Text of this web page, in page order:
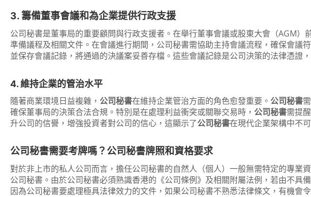
3. 籌備董事會議和為企業提供行政支援
公司秘書是董事局的重要顧問與行政支援者。在舉行董事會議或股東大會（AGM）
準備議程及相關文件。在會議進行期間，公司秘書需協助主持會議流程，確保會議
並保存會議記錄，將通過的決議案妥善存檔。這些會議記錄是公司決策的法律憑證
4. 維持企業的管治水平
隨著商業環境日益複雜， 公司秘書在維持企業管治方面的角色愈發重要。 公司秘書
確保董事局的決策合法合規。特別是在處理利益衝突或關聯交易時， 公司秘書需提
升公司的信譽，增強投資者對公司的信心，這顯示了公司秘書在現代企業架構中不
公司秘書需要考牌嗎？公司秘書牌照和資格要求
對於非上市的私人公司而言，擔任公司秘書的自然人（個人）一般無需特定的專業
公司秘書。由於公司秘書必須熟識香港的《公司條例》及相關附屬法例，若由不具
因為公司秘書要處理極具法律效力的文件，如果公司秘書不熟悉法律條文，有機會